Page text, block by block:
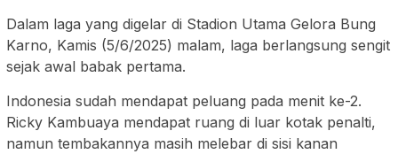
Dalam laga yang digelar di Stadion Utama Gelora Bung
Karno, Kamis (5/6/2025) malam, laga berlangsung sengit
sejak awal babak pertama.
Indonesia sudah mendapat peluang pada menit ke-2.
Ricky Kambuaya mendapat ruang di luar kotak penalti,
namun tembakannya masih melebar di sisi kanan